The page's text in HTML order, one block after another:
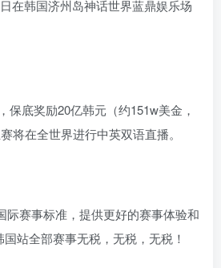
在韩国济州岛神话世界蓝鼎娱乐场
保底奖励20亿韩元（约151w美金，
将在全世界进行中英双语直播。
际赛事标准，提供更好的赛事体验和
站全部赛事无税，无税，无税！